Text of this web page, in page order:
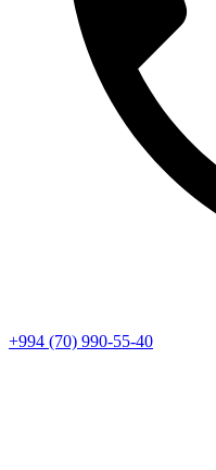
+994 (70) 990-55-40